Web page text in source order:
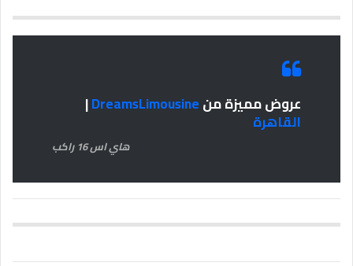
عروض مميزة منDreamsLimousine
|
القاهرة
هاي اس 16 راكب